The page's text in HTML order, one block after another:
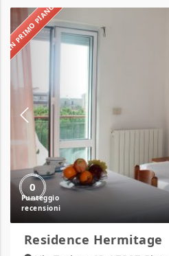
IN PRIMO PIANO
0
Hermitage
Residence Hermitage